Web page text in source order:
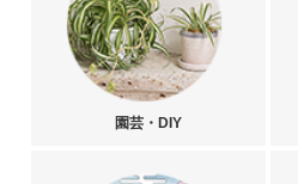
園芸・DIY